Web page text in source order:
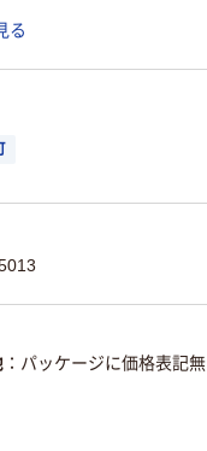
る
パッケージに価格表記無